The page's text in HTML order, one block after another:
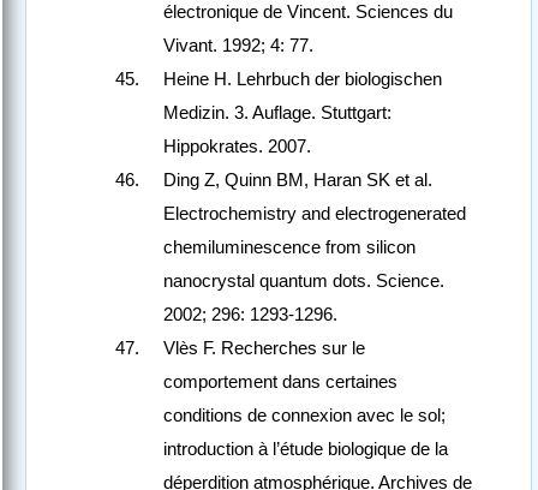
électronique de Vincent. Sciences du
Vivant. 1992; 4: 77.
Heine H. Lehrbuch der biologischen
Medizin. 3. Auflage. Stuttgart:
Hippokrates. 2007.
Ding Z, Quinn BM, Haran SK et al.
Electrochemistry and electrogenerated
chemiluminescence from silicon
nanocrystal quantum dots. Science.
2002; 296: 1293-1296.
Vlès F. Recherches sur le
comportement dans certaines
conditions de connexion avec le sol;
introduction à l’étude biologique de la
déperdition atmosphérique. Archives de